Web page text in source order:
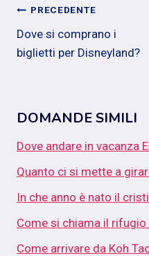
Navigazione
articoli
PRECEDENTE
Dove si comprano i
biglietti per Disneyland?
DOMANDE SIMILI
Dove andare in vacanza
Quanto ci si mette a
In che anno è nato il
Come si chiama il rifugio
Come arrivare da Koh